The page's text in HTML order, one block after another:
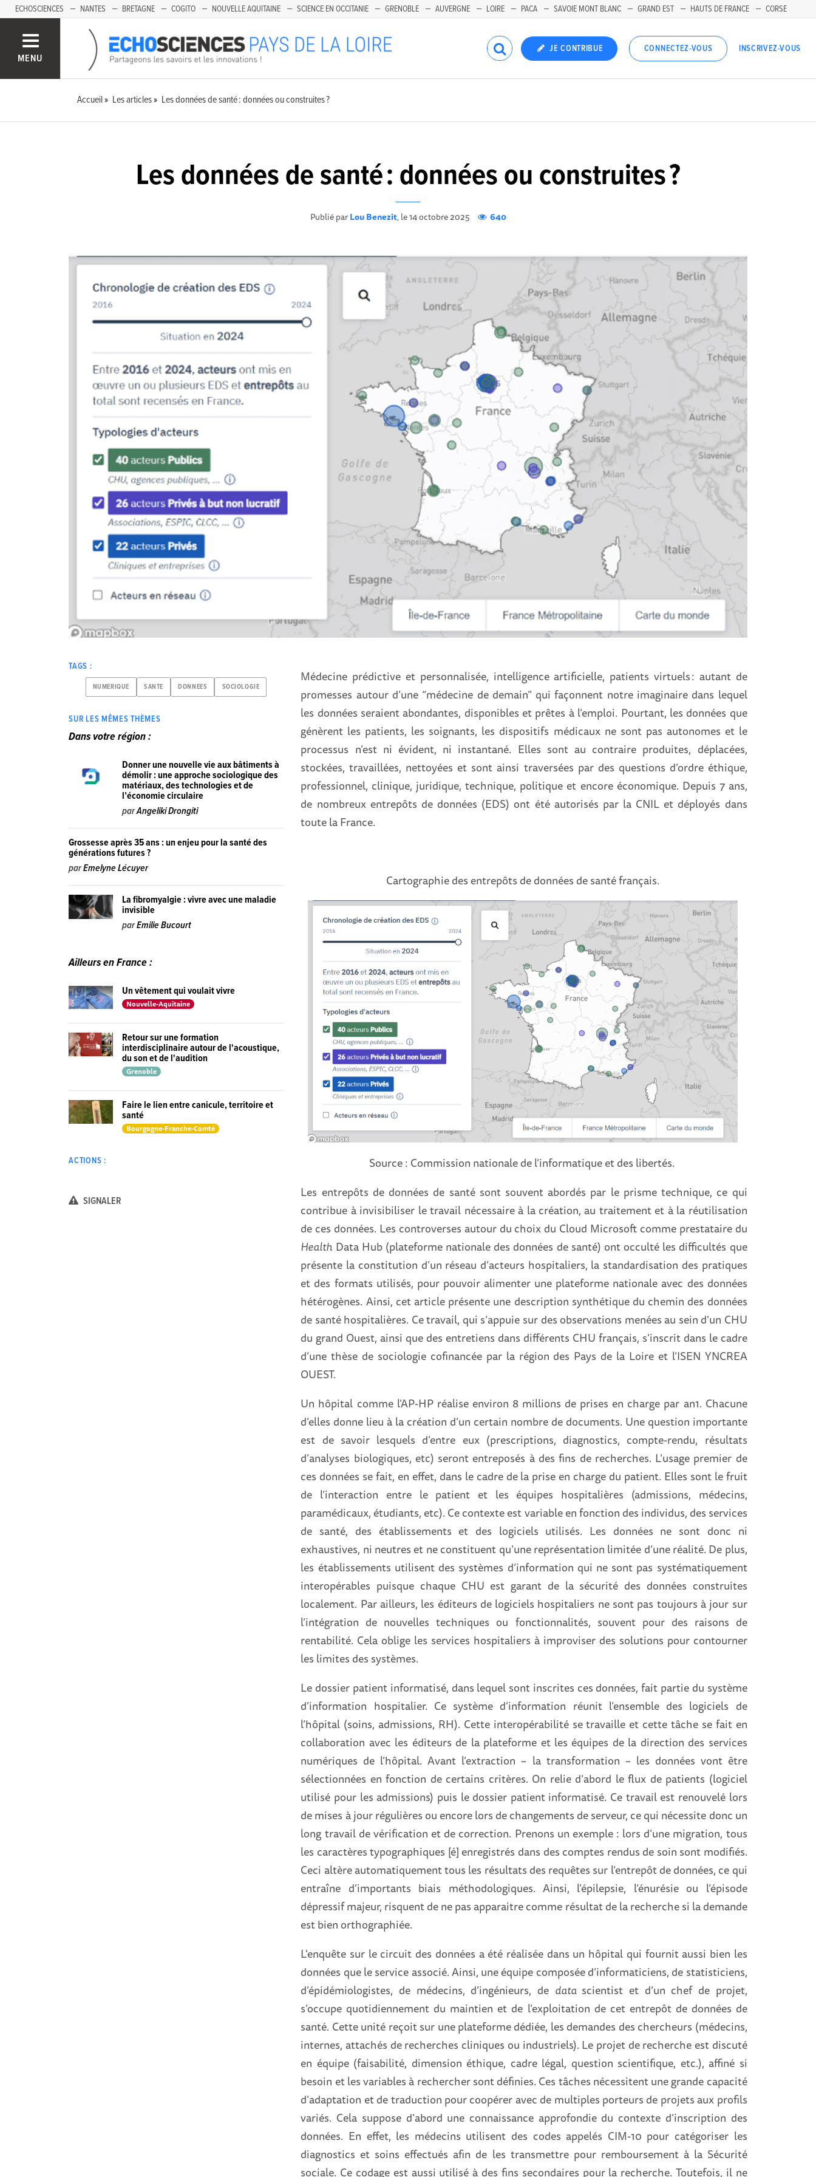
ECHOSCIENCES NANTES BRETAGNE COGITO NOUVELLE AQUITAINE SCIENCE EN OCCITANIE GRENOBLE AUVERGNE LOIRE PACA SAVOIE MONT BLANC GRAND EST HAUTS DE FRANCE CORSE
MENU
JE CONTRIBUE CONNECTEZ-VOUS INSCRIVEZ-VOUS
Accueil Les articles Les données de santé : données ou construites ?
Les données de santé : données ou construites ?
Publié parLou Benezit, le 14 octobre 2025 640
Médecine prédictive et personnalisée, intelligence artificielle, patients virtuels : autant de
promesses autour d’une “médecine de demain” qui façonnent notre imaginaire dans lequel
les données seraient abondantes, disponibles et prêtes à l’emploi. Pourtant, les données que
génèrent les patients, les soignants, les dispositifs médicaux ne sont pas autonomes et le
processus n’est ni évident, ni instantané. Elles sont au contraire produites, déplacées,
stockées, travaillées, nettoyées et sont ainsi traversées par des questions d’ordre éthique,
professionnel, clinique, juridique, technique, politique et encore économique. Depuis 7 ans,
de nombreux entrepôts de données (EDS) ont été autorisés par la CNIL et déployés dans
toute la France.
Cartographie des entrepôts de données de santé français.
Source : Commission nationale de l’informatique et des libertés.
Les entrepôts de données de santé sont souvent abordés par le prisme technique, ce qui
contribue à invisibiliser le travail nécessaire à la création, au traitement et à la réutilisation
de ces données. Les controverses autour du choix du Cloud Microsoft comme prestataire du
Health Data Hub(plateforme nationale des données de santé) ont occulté les difficultés que
présente la constitution d’un réseau d’acteurs hospitaliers, la standardisation des pratiques
et des formats utilisés, pour pouvoir alimenter une plateforme nationale avec des données
hétérogènes. Ainsi, cet article présente une description synthétique du chemin des données
de santé hospitalières. Ce travail, qui s’appuie sur des observations menées au sein d’un CHU
du grand Ouest, ainsi que des entretiens dans différents CHU français, s’inscrit dans le cadre
d’une thèse de sociologie cofinancée par la région des Pays de la Loire et l’ISEN YNCREA
OUEST.
Un hôpital comme l’AP-HP réalise environ 8 millions de prises en charge par an1. Chacune
d’elles donne lieu à la création d’un certain nombre de documents. Une question importante
est de savoir lesquels d’entre eux (prescriptions, diagnostics, compte-rendu, résultats
d’analyses biologiques, etc) seront entreposés à des fins de recherches. L’usage premier de
ces données se fait, en effet, dans le cadre de la prise en charge du patient. Elles sont le fruit
de l’interaction entre le patient et les équipes hospitalières (admissions, médecins,
paramédicaux, étudiants, etc). Ce contexte est variable en fonction des individus, des services
de santé, des établissements et des logiciels utilisés. Les données ne sont donc ni
exhaustives, ni neutres et ne constituent qu’une représentation limitée d’une réalité. De plus,
les établissements utilisent des systèmes d’information qui ne sont pas systématiquement
interopérables puisque chaque CHU est garant de la sécurité des données construites
localement. Par ailleurs, les éditeurs de logiciels hospitaliers ne sont pas toujours à jour sur
l’intégration de nouvelles techniques ou fonctionnalités, souvent pour des raisons de
rentabilité. Cela oblige les services hospitaliers à improviser des solutions pour contourner
les limites des systèmes.
Le dossier patient informatisé, dans lequel sont inscrites ces données, fait partie du système
d’information hospitalier. Ce système d’information réunit l’ensemble des logiciels de
l’hôpital (soins, admissions, RH). Cette interopérabilité se travaille et cette tâche se fait en
collaboration avec les éditeurs de la plateforme et les équipes de la direction des services
numériques de l’hôpital. Avant l’extraction – la transformation – les données vont être
sélectionnées en fonction de certains critères. On relie d’abord le flux de patients (logiciel
utilisé pour les admissions) puis le dossier patient informatisé. Ce travail est renouvelé lors
de mises à jour régulières ou encore lors de changements de serveur, ce qui nécessite donc un
long travail de vérification et de correction. Prenons un exemple : lors d’une migration, tous
les caractères typographiques [é] enregistrés dans des comptes rendus de soin sont modifiés.
Ceci altère automatiquement tous les résultats des requêtes sur l’entrepôt de données, ce qui
entraîne d’importants biais méthodologiques. Ainsi, l’épilepsie, l’énurésie ou l’épisode
dépressif majeur, risquent de ne pas apparaitre comme résultat de la recherche si la demande
est bien orthographiée.
L'enquête sur le circuit des données a été réalisée dans un hôpital qui fournit aussi bien les
données que le service associé. Ainsi, une équipe composée d’informaticiens, de statisticiens,
d’épidémiologistes, de médecins, d’ingénieurs, de data scientist et d’un chef de projet,
s’occupe quotidiennement du maintien et de l’exploitation de cet entrepôt de données de
santé. Cette unité reçoit sur une plateforme dédiée, les demandes des chercheurs (médecins,
internes, attachés de recherches cliniques ou industriels). Le projet de recherche est discuté
en équipe (faisabilité, dimension éthique, cadre légal, question scientifique, etc.), affiné si
besoin et les variables à rechercher sont définies. Ces tâches nécessitent une grande capacité
d’adaptation et de traduction pour coopérer avec de multiples porteurs de projets aux profils
variés. Cela suppose d’abord une connaissance approfondie du contexte d’inscription des
données. En effet, les médecins utilisent des codes appelés CIM-10 pour catégoriser les
diagnostics et soins effectués afin de les transmettre pour remboursement à la Sécurité
sociale. Ce codage est aussi utilisé à des fins secondaires pour la recherche. Toutefois, il ne
TAGS :
NUMERIQUE SANTE DONNEES SOCIOLOGIE
SUR LES MÊMES THÈMES
Dans votre région :
Donner une nouvelle vie aux bâtiments à
démolir : une approche sociologique des
matériaux, des technologies et de
l’économie circulaire
parAngeliki Drongiti
Grossesse après 35 ans : un enjeu pour la santé des
générations futures ?
parEmelyne Lécuyer
La fibromyalgie : vivre avec une maladie
invisible
parEmilie Bucourt
Ailleurs en France :
Un vêtement qui voulait vivre
Nouvelle-Aquitaine
Retour sur une formation
interdisciplinaire autour de l'acoustique,
du son et de l'audition
Grenoble
Faire le lien entre canicule, territoire et
santé
Bourgogne-Franche-Comté
ACTIONS :
SIGNALER